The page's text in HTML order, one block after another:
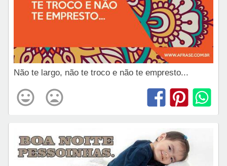
Não te largo, não te troco e não te empresto...